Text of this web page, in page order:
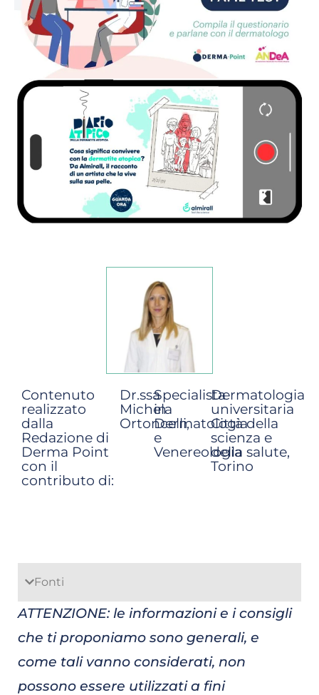
Contenuto
realizzato
dalla
Redazione di
Derma Point
con il
contributo di:
Dr.ssa
Michela
Ortoncelli,
Specialista
in
Dermatologia
e
Venereologia
Dermatologia
universitaria
Città della
scienza e
della salute,
Torino
Fonti
ATTENZIONE: le informazioni e i consigli
che ti proponiamo sono generali, e
come tali vanno considerati, non
possono essere utilizzati a fini